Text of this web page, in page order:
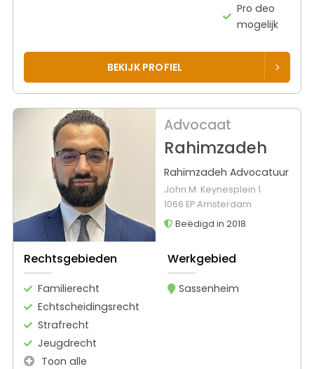
Pro deo
mogelijk
BEKIJK PROFIEL
Advocaat
Rahimzadeh
Rahimzadeh Advocatuur
John M. Keynesplein 1
1066 EP Amsterdam
Beëdigd in 2018
Rechtsgebieden
Familierecht
Echtscheidingsrecht
Strafrecht
Jeugdrecht
Toon alle
Werkgebied
Sassenheim